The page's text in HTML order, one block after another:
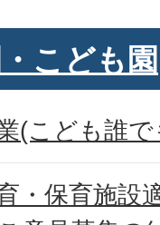
こども園
(こども誰
・保育施設